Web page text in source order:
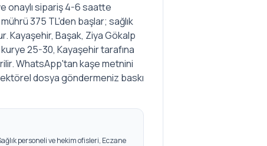
onaylı sipariş 4-6 saatte
375 TL'den başlar; sağlık
Kayaşehir, Başak, Ziya Gökalp
25-30, Kayaşehir tarafına
WhatsApp'tan kaşe metnini
dosya göndermeniz baskı
personeli ve hekim ofisleri, Eczane